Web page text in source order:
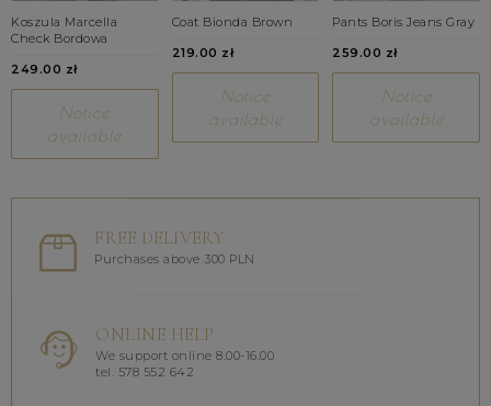
Koszula Marcella
Check Bordowa
249.00 zł
Notice
available
Coat Bionda Brown
219.00 zł
Notice
available
Pants Boris Jeans Gray
259.00 zł
Notice
available
FREE DELIVERY
Purchases above 300 PLN
ONLINE HELP
We support online 8.00-16.00
tel. 578 552 642